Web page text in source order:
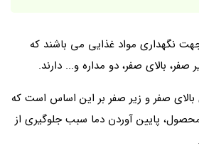
جهت نگهداری مواد غذایی می باشند که
صفر، بالای صفر، دو مداره و... دارند.
بالای صفر و زیر صفر بر این اساس است که
پایین آوردن دما سبب جلوگیری از